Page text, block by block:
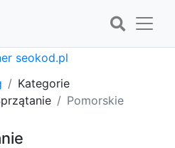
Kategorie
Pomorskie